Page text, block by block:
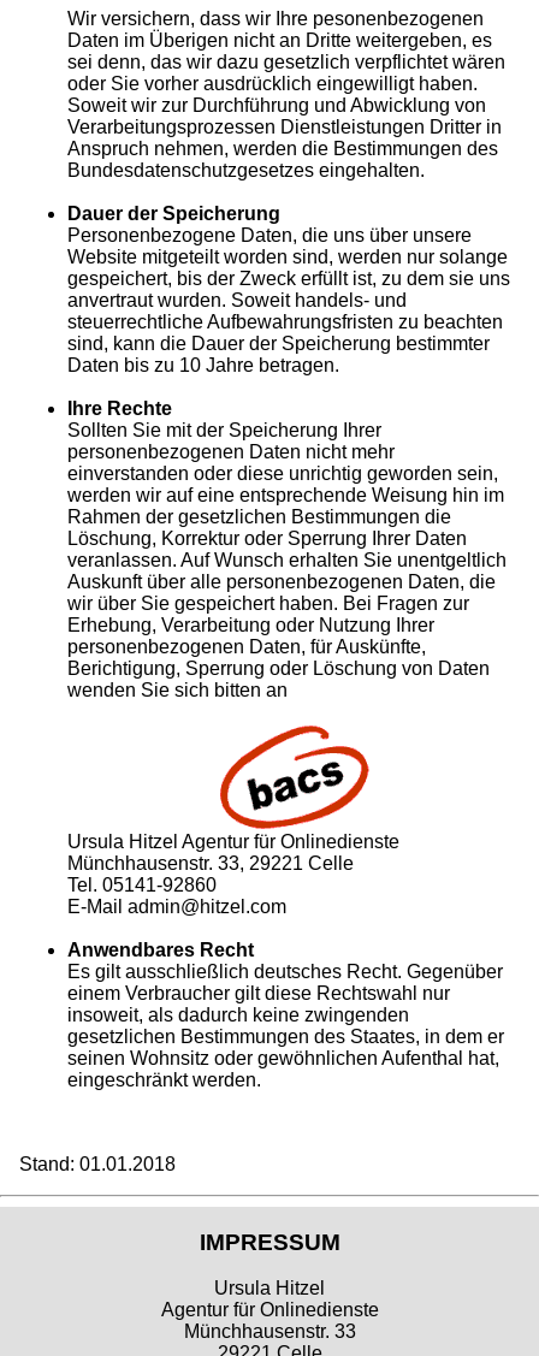
Wir versichern, dass wir Ihre pesonenbezogenen
Daten im Überigen nicht an Dritte weitergeben, es
sei denn, das wir dazu gesetzlich verpflichtet wären
oder Sie vorher ausdrücklich eingewilligt haben.
Soweit wir zur Durchführung und Abwicklung von
Verarbeitungsprozessen Dienstleistungen Dritter in
Anspruch nehmen, werden die Bestimmungen des
Bundesdatenschutzgesetzes eingehalten.
Dauer der Speicherung
Personenbezogene Daten, die uns über unsere
Website mitgeteilt worden sind, werden nur solange
gespeichert, bis der Zweck erfüllt ist, zu dem sie uns
anvertraut wurden. Soweit handels- und
steuerrechtliche Aufbewahrungsfristen zu beachten
sind, kann die Dauer der Speicherung bestimmter
Daten bis zu 10 Jahre betragen.
Ihre Rechte
Sollten Sie mit der Speicherung Ihrer
personenbezogenen Daten nicht mehr
einverstanden oder diese unrichtig geworden sein,
werden wir auf eine entsprechende Weisung hin im
Rahmen der gesetzlichen Bestimmungen die
Löschung, Korrektur oder Sperrung Ihrer Daten
veranlassen. Auf Wunsch erhalten Sie unentgeltlich
Auskunft über alle personenbezogenen Daten, die
wir über Sie gespeichert haben. Bei Fragen zur
Erhebung, Verarbeitung oder Nutzung Ihrer
personenbezogenen Daten, für Auskünfte,
Berichtigung, Sperrung oder Löschung von Daten
wenden Sie sich bitten an
Ursula Hitzel Agentur für Onlinedienste
Münchhausenstr. 33, 29221 Celle
Tel. 05141-92860
E-Mail admin@hitzel.com
Anwendbares Recht
Es gilt ausschließlich deutsches Recht. Gegenüber
einem Verbraucher gilt diese Rechtswahl nur
insoweit, als dadurch keine zwingenden
gesetzlichen Bestimmungen des Staates, in dem er
seinen Wohnsitz oder gewöhnlichen Aufenthal hat,
eingeschränkt werden.
Stand: 01.01.2018
IMPRESSUM
Ursula Hitzel
Agentur für Onlinedienste
Münchhausenstr. 33